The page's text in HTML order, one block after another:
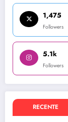
1,475
Followers
5.1k
Followers
RECENTE